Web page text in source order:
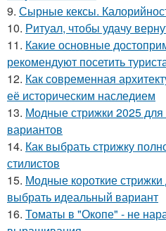
9. Сырные кексы.
10. Ритуал, чтобы удачу
11. Какие основные
рекомендуют посетить
12. Как современная
её историческим наследием
13. Модные стрижки 2025 для
вариантов
14. Как выбрать стрижку
стилистов
15. Модные короткие стрижки
выбрать идеальный вариант
16. Томаты в "Окопе" - не